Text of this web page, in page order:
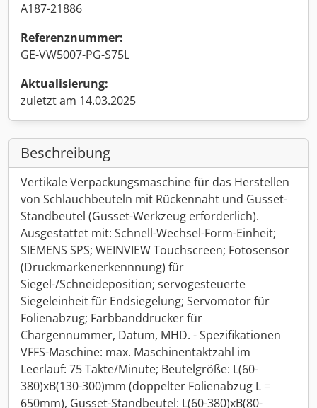
A187-21886
Referenznummer:
GE-VW5007-PG-S75L
Aktualisierung:
zuletzt am 14.03.2025
Beschreibung
Vertikale Verpackungsmaschine für das Herstellen
von Schlauchbeuteln mit Rückennaht und Gusset-
Standbeutel (Gusset-Werkzeug erforderlich).
Ausgestattet mit: Schnell-Wechsel-Form-Einheit;
SIEMENS SPS; WEINVIEW Touchscreen; Fotosensor
(Druckmarkenerkennnung) für
Siegel-/Schneideposition; servogesteuerte
Siegeleinheit für Endsiegelung; Servomotor für
Folienabzug; Farbbanddrucker für
Chargennummer, Datum, MHD. - Spezifikationen
VFFS-Maschine: max. Maschinentaktzahl im
Leerlauf: 75 Takte/Minute; Beutelgröße: L(60-
380)xB(130-300)mm (doppelter Folienabzug L =
650mm), Gusset-Standbeutel: L(60-380)xB(80-